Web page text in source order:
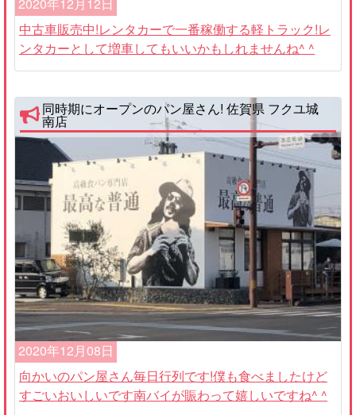
中古車販売中!レンタカーで一番稼働する軽トラック!レ
ンタカーとして増車してもいいかもしれませんね^ ^
同時期にオープンのパン屋さん! 佐賀県 フクユ城
南店
2020年12月08日
向かいのパン屋さん毎日行列です!僕も食べましたけど
すごいおいしいです南バイが賑わって嬉しいですね^ ^